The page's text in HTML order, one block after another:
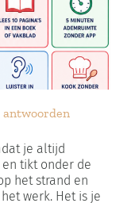
antwoorden
je altijd
tikt onder de
het strand en
werk. Het is je